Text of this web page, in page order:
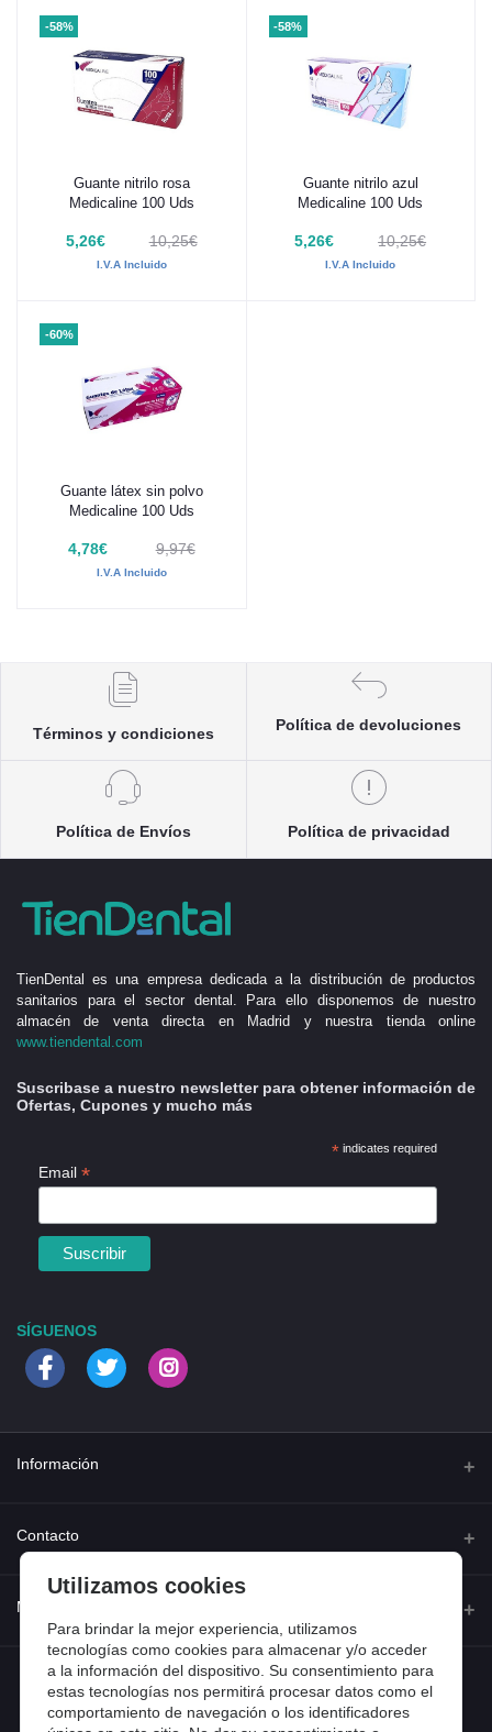
-58%
Añadir al carrito
Guante nitrilo rosa
Medicaline 100 Uds
5,26€ 10,25€
I.V.A Incluido
-58%
Añadir al carrito
Guante nitrilo azul
Medicaline 100 Uds
5,26€ 10,25€
I.V.A Incluido
-60%
Añadir al carrito
Guante látex sin polvo
Medicaline 100 Uds
4,78€ 9,97€
I.V.A Incluido
Términos y condiciones
Política de devoluciones
Política de Envíos Política de privacidad
TienDental es una empresa dedicada a la distribución de productos
sanitarios para el sector dental. Para ello disponemos de nuestro
almacén de venta directa en Madrid y nuestra tienda online
www.tiendental.com
Suscribase a nuestro newsletter para obtener información de
Ofertas, Cupones y mucho más
*indicates required
Email *
SÍGUENOS
Información
Quienes somos
Preguntas frecuentes
Entradas de blog
Contacto
Calle Ferraz 42, Madrid
Teléfono
918 13 81 81
Mi cuenta
Iniciar sesión
Historial de pedidos
Utilizamos cookies
Para brindar la mejor experiencia, utilizamos
tecnologías como cookies para almacenar y/o acceder
a la información del dispositivo. Su consentimiento para
estas tecnologías nos permitirá procesar datos como el
comportamiento de navegación o los identificadores